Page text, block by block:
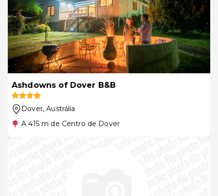
Ashdowns of Dover B&B
Dover, Austrália
A 415 m de Centro de Dover